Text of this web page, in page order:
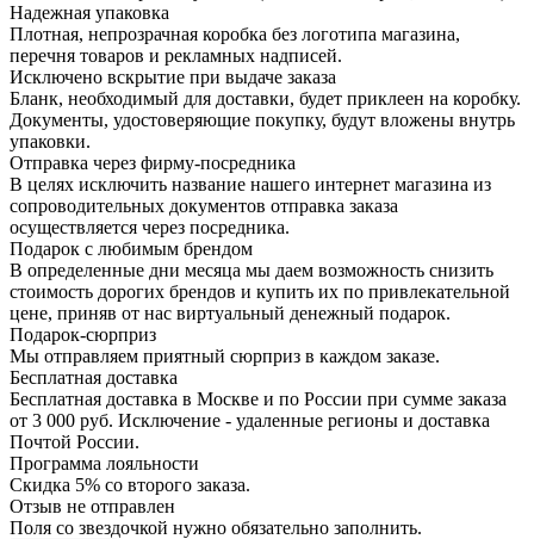
Надежная упаковка
Плотная, непрозрачная коробка без логотипа магазина,
перечня товаров и рекламных надписей.
Исключено вскрытие при выдаче заказа
Бланк, необходимый для доставки, будет приклеен на коробку.
Документы, удостоверяющие покупку, будут вложены внутрь
упаковки.
Отправка через фирму-посредника
В целях исключить название нашего интернет магазина из
сопроводительных документов отправка заказа
осуществляется через посредника.
Подарок с любимым брендом
В определенные дни месяца мы даем возможность снизить
стоимость дорогих брендов и купить их по привлекательной
цене, приняв от нас виртуальный денежный подарок.
Подарoк-сюрприз
Мы отправляем приятный сюрприз в каждом заказе.
Бесплатная доставка
Бесплатная доставка в Москве и по России при сумме заказа
от 3 000 руб. Исключение - удаленные регионы и доставка
Почтой России.
Программа лояльности
Скидка 5% со второго заказа.
Отзыв не отправлен
Поля со звездочкой нужно обязательно заполнить.